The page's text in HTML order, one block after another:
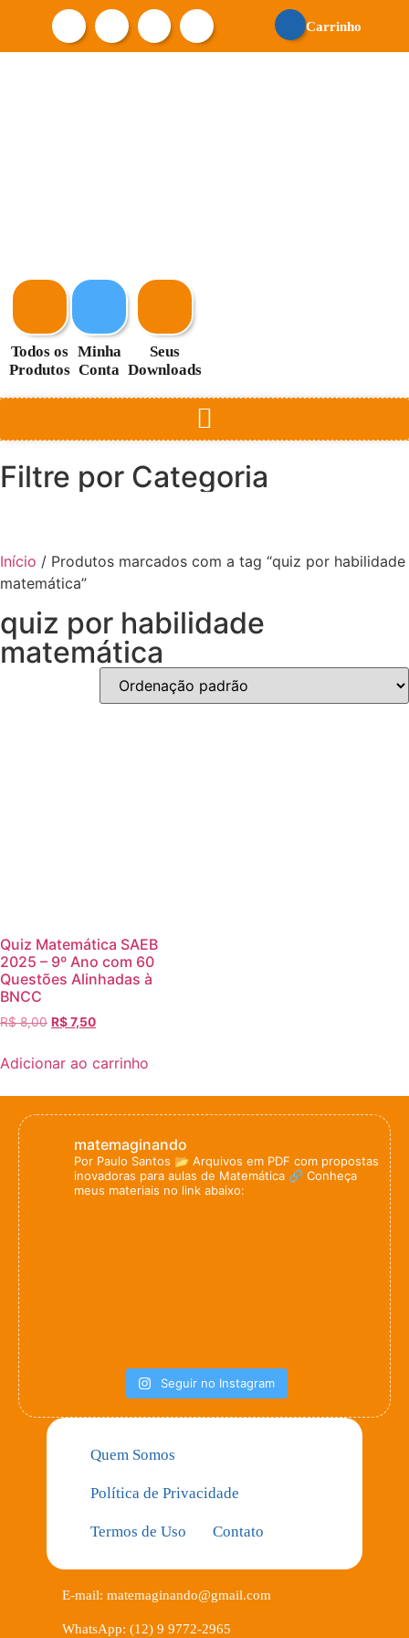
Carrinho
Todos os
Produtos
Minha
Conta
Seus
Downloads
Filtre por Categoria
Início / Produtos marcados com a tag “quiz por habilidade
matemática”
quiz por habilidade
matemática
Quiz Matemática SAEB
2025 – 9º Ano com 60
Questões Alinhadas à
BNCC
R$8,00 R$7,50
Adicionar ao carrinho
matemaginando
Por Paulo Santos 📂 Arquivos em PDF com propostas
inovadoras para aulas de Matemática 🔗 Conheça
meus materiais no link abaixo:
Seguir no Instagram
Quem Somos
Política de Privacidade
Termos de Uso Contato
E-mail: matemaginando@gmail.com
WhatsApp: (12) 9 9772-2965